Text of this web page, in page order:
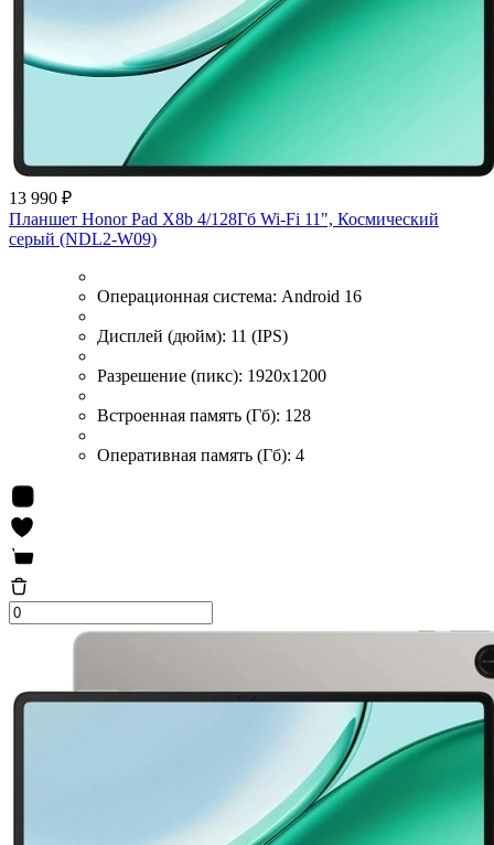
13 990 ₽
Планшет Honor Pad X8b 4/128Гб Wi-Fi 11", Космический
серый (NDL2-W09)
Операционная система: Android 16
Дисплей (дюйм): 11 (IPS)
Разрешение (пикс): 1920x1200
Встроенная память (Гб): 128
Оперативная память (Гб): 4